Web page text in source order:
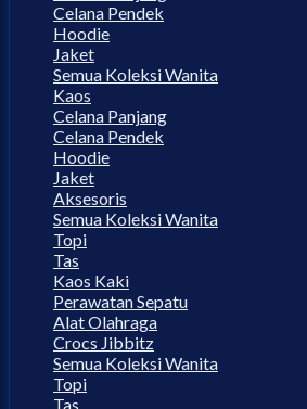
Celana Pendek
Hoodie
Jaket
Semua Koleksi Wanita
Kaos
Celana Panjang
Celana Pendek
Hoodie
Jaket
Aksesoris
Semua Koleksi Wanita
Topi
Tas
Kaos Kaki
Perawatan Sepatu
Alat Olahraga
Crocs Jibbitz
Semua Koleksi Wanita
Topi
Tas